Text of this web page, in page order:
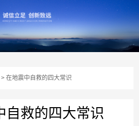
> 在地震中自救的四大常识
自救的四大常识